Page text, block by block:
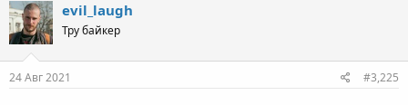
evil_laugh
Тру байкер
24 Авг 2021 #3,225